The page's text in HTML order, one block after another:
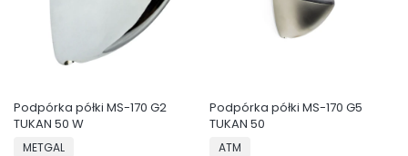
Podpórka półki MS-170 G2
TUKAN 50 W
PRODUCENT
METGAL
Podpórka półki MS-170 G5
TUKAN 50
PRODUCENT
ATM